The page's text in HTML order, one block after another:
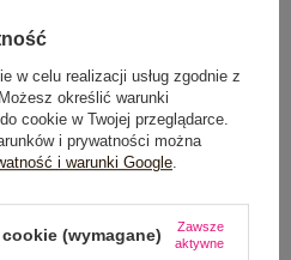
w celu realizacji usług zgodnie z
określić warunki
cookie w Twojej przeglądarce.
i prywatności można
i warunki Google.
(wymagane)
Zawsze
aktywne